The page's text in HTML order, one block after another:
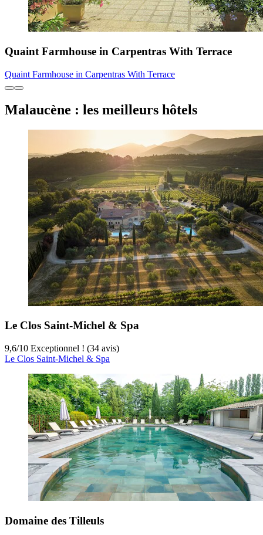
Quaint Farmhouse in Carpentras With Terrace
Quaint Farmhouse in Carpentras With Terrace
Malaucène : les meilleurs hôtels
Le Clos Saint-Michel & Spa
9,6/10 Exceptionnel ! (34 avis)
Le Clos Saint-Michel & Spa
Domaine des Tilleuls